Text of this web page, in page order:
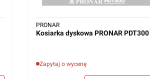
Kosiarka dyskowa PRONAR PDT300
Zapytaj o wycenę
PRONAR